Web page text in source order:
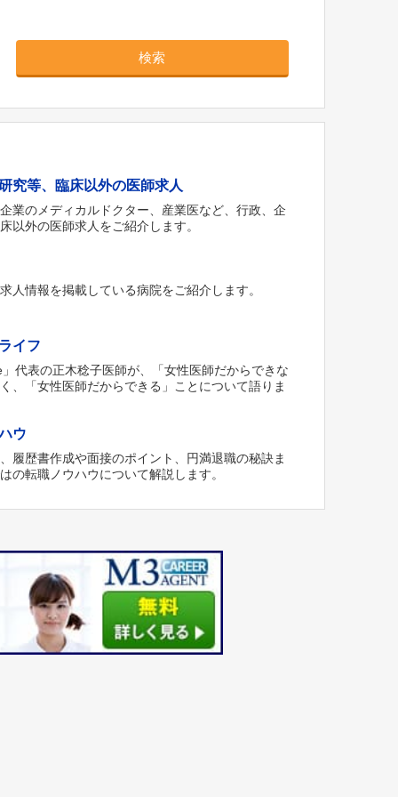
検索
究等、臨床以外の医師求人
業のメディカルドクター、産業医など、行政、企
以外の医師求人をご紹介します。
人情報を掲載している病院をご紹介します。
イフ
」代表の正木稔子医師が、「女性医師だからできな
、「女性医師だからできる」ことについて語りま
ウ
履歴書作成や面接のポイント、円満退職の秘訣ま
の転職ノウハウについて解説します。